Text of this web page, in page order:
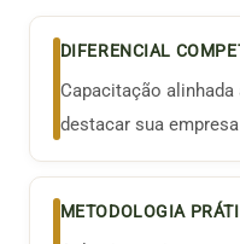
DIFERENCIAL
Capacitação
destacar sua
METODOLOGIA